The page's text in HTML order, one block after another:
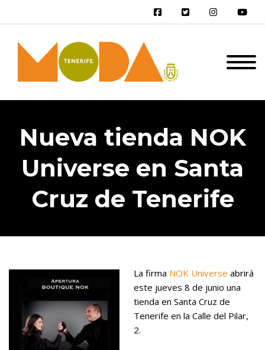
Nueva tienda NOK
Universe en Santa
Cruz de Tenerife
La firma NOK Universe abrirá
este jueves 8 de junio una
tienda en Santa Cruz de
Tenerife en la Calle del Pilar,
2.